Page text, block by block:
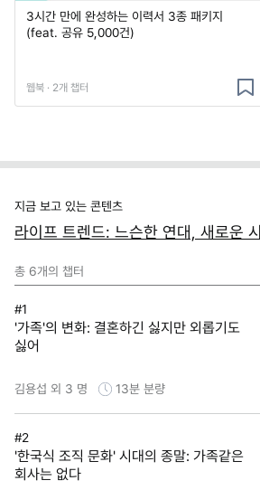
3시간 만에 완성하는 이력서 3종 패키지
(feat. 공유 5,000건)
웹북 · 2개 챕터
지금 보고 있는 콘텐츠
라이프 트렌드: 느슨한 연대, 새로운
총 6개의 챕터
#1
'가족'의 변화: 결혼하긴 싫지만 외롭기도
싫어
김용섭 외 3 명 13분 분량
#2
'한국식 조직 문화' 시대의 종말: 가족같은
회사는 없다